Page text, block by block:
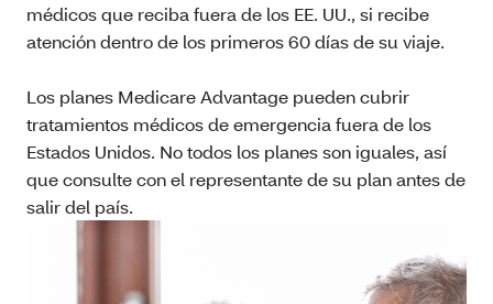
médicos que reciba fuera de los EE. UU., si recibe
atención dentro de los primeros 60 días de su viaje.
Los planes Medicare Advantage pueden cubrir
tratamientos médicos de emergencia fuera de los
Estados Unidos. No todos los planes son iguales, así
que consulte con el representante de su plan antes de
salir del país.